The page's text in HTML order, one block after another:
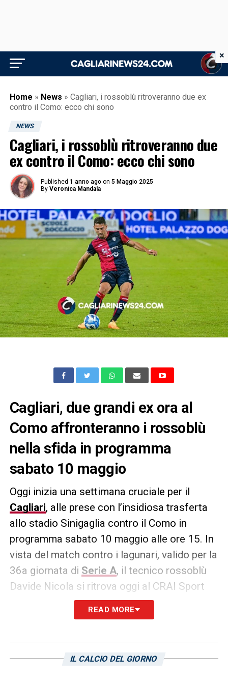
Home » News » Cagliari, i rossoblù ritroveranno due ex
contro il Como: ecco chi sono
NEWS
Cagliari, i rossoblù ritroveranno due
ex contro il Como: ecco chi sono
Published 1 anno ago on 5 Maggio 2025
By Veronica Mandala
Cagliari, due grandi ex ora al
Como affronteranno i rossoblù
nella sfida in programma
sabato 10 maggio
Oggi inizia una settimana cruciale per il
Cagliari, alle prese con l’insidiosa trasferta
allo stadio Sinigaglia contro il Como in
programma sabato 10 maggio alle ore 15. In
vista del match contro i lagunari, valido per la
36a giornata di Serie A, il tecnico rossoblù
Davide Nicola si ritrova oggi al CRAI Sport
Center per preparare la sfida contro la
squadra di Fabregas e ritroverà due ex:
READ MORE
IL CALCIO DEL GIORNO
×